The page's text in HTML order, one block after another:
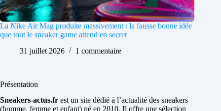
La Nike Air Mag produite massivement : la fausse bonne idée
que tout le sneaker game attend en secret
31 juillet 2026
1 commentaire
Présentation
Sneakers-actus.fr est un site dédié à l’actualité des sneakers
(homme, femme et enfant) né en 2010. Il offre une sélection